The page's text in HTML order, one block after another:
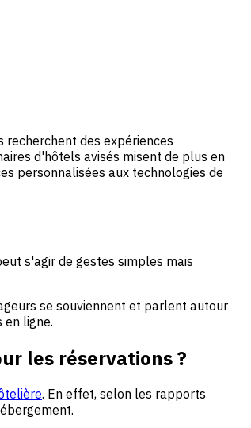
des expériences
d'hôtels avisés misent de plus en
personnalisées aux technologies de
s'agir de gestes simples mais
se souviennent et parlent autour
en ligne.
les réservations ?
. En effet, selon les rapports